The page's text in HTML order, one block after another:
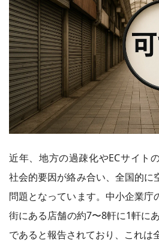
近年、地方の過疎化やECサイト
社会的要因が絡み合い、全国的に
問題となっています。中小企業庁
街にある店舗の約7〜8軒に1軒に
であると報告されており、これは